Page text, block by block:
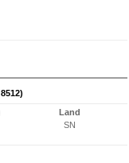
Land
SN